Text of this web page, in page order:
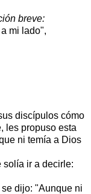
breve:
mi lado",
discípulos cómo
les propuso esta
ni temía a Dios
solía ir a decirle:
dijo: "Aunque ni